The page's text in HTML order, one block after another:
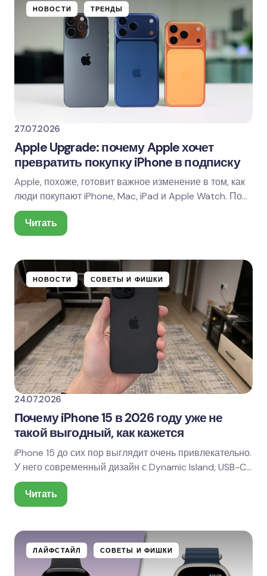
НОВОСТИ ТРЕНДЫ
27.07.2026
Apple Upgrade: почему Apple хочет
превратить покупку iPhone в подписку
Apple, похоже, готовит важное изменение в том, как
люди покупают iPhone, Mac, iPad и Apple Watch. По
свежим данным, компания может запустить…
Читать
НОВОСТИ СОВЕТЫ И ФИШКИ
24.07.2026
Почему iPhone 15 в 2026 году уже не
такой выгодный, как кажется
iPhone 15 до сих пор выглядит очень привлекательно.
У него современный дизайн с Dynamic Island, USB-C
вместо Lightning, хорошая камера 48 МП,…
Читать
ЛАЙФСТАЙЛ СОВЕТЫ И ФИШКИ